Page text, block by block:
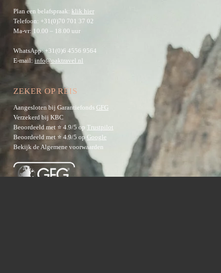
Plan een belafspraak: klik hier
Telefoon: +31(0)70 701 37 02
Ma-vr: 10.00 – 18.00 uur
WhatsApp:+31(0)6 4556 9564
E-mail: info@oaktravel.nl
ZEKER OP REIS
Aangesloten bij Garantiefonds GFG
Verzekerd bij KBC
Beoordeeld met ⭐ 4.9/5 op Trustpilot
Beoordeeld met ⭐ 4.9/5 op Google
Bekijk de Algemene voorwaarden